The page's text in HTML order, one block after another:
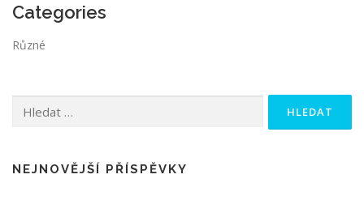
Categories
Různé
Vyhledávání
NEJNOVĚJŠÍ PŘÍSPĚVKY